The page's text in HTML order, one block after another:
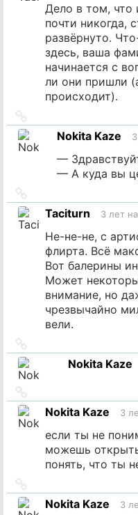
Дело в том, что
почти никогда,
развёрнуто.
здесь, ваша
начинается с
ли они пришли
происходит).
на
источникNokita Kaze
—
— А куда вы
на
источник
Taciturn 3 лет
Не-не-не, с
флирта. Всё
Вот балерины
Может
внимание, но
чрезвычайно
вели.
на
источникNokita Kaze
на
источник
Nokita Kaze 3
если ты не
можешь
понять, что ты
на
источник
Nokita Kaze 3